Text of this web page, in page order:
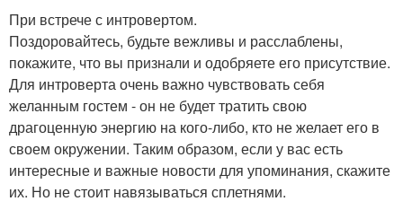
При встрече с интровертом.
Поздоровайтесь, будьте вежливы и расслаблены,
покажите, что вы признали и одобряете его присутствие.
Для интроверта очень важно чувствовать себя
желанным гостем - он не будет тратить свою
драгоценную энергию на кого-либо, кто не желает его в
своем окружении. Таким образом, если у вас есть
интересные и важные новости для упоминания, скажите
их. Но не стоит навязываться сплетнями.